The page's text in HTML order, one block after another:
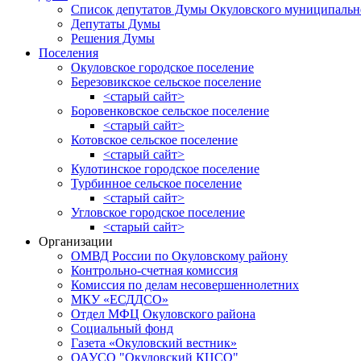
Список депутатов Думы Окуловского
Депутаты Думы
Решения Думы
Поселения
Окуловское городское поселение
Березовикское сельское поселение
<старый сайт>
Боровенковское сельское поселение
<старый сайт>
Котовское сельское поселение
<старый сайт>
Кулотинское городское поселение
Турбинное сельское поселение
<старый сайт>
Угловское городское поселение
<старый сайт>
Организации
ОМВД России по Окуловскому району
Контрольно-счетная комиссия
Комиссия по делам несовершеннолетних
МКУ «ЕСДДСО»
Отдел МФЦ Окуловского района
Социальный фонд
Газета «Окуловский вестник»
ОАУСО "Окуловский КЦСО"